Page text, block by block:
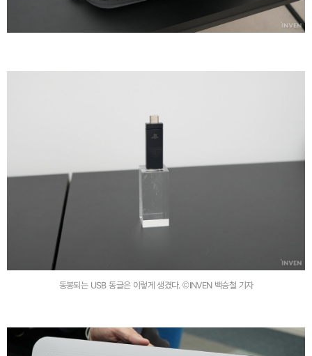
동봉되는 USB 동글은 이렇게 생겼다. ©INVEN 백승철 기자